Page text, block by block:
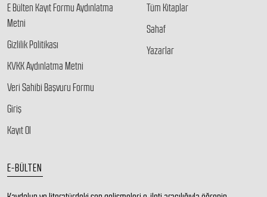
E Bülten Kayıt Formu Aydınlatma
Metni
Gizlilik Politikası
KVKK Aydınlatma Metni
Veri Sahibi Başvuru Formu
Giriş
Kayıt Ol
Tüm Kitaplar
Sahaf
Yazarlar
E-BÜLTEN